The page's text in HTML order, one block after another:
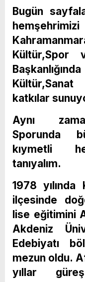
Bugün
Kültür,Spor
katkılar
Aynı
Sporunda
kıymetli
tanıyalım.
1978 yılında
ilçesinde
lise eğitimini
Akdeniz
Edebiyatı
mezun oldu.
yıllar